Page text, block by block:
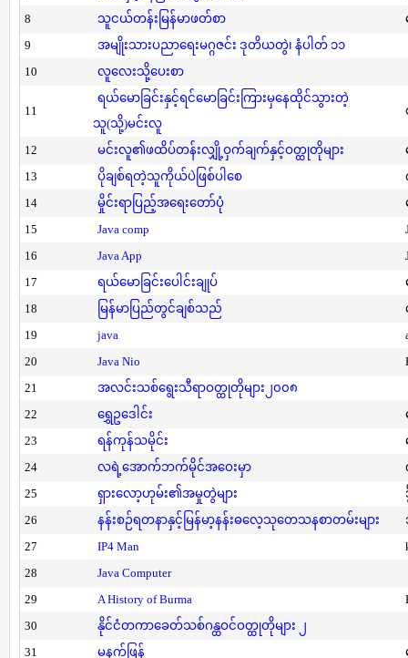
8
သူငယ်တန်းမြန်မာဖတ်စာ
9
အမျိုးသားပညာရေးမဂ္ဂဇင်း ဒုတိယတွဲ၊ နံပါတ် ၁၁
10
လူလေးသို့ပေးစာ
11
ရယ်မောခြင်းနှင့်ရင်မောခြင်းကြားမှနေထိုင်သွားတဲ့
သူ(သို့)မင်းလူ
12 မင်းလူ၏ဖထိပ်တန်းလျှို့ဝှက်ချက်နှင့်ဝတ္ထုတိုများ
13
ပိုချစ်ရတဲ့သူကိုယ်ပဲဖြစ်ပါစေ
14
မှိုင်းရာပြည့်အရေးတော်ပုံ
15
Java comp
16
Java App
17
ရယ်မောခြင်းပေါင်းချုပ်
18
မြန်မာပြည်တွင်ချစ်သည်
19
java
20
Java Nio
21
အလင်းသစ်ရွေးသီရာဝတ္ထုတိုများ၂၀၀၈
22
ရွှေဥဒေါင်း
23
ရန်ကုန်သမိုင်း
24
လရဲ့အောက်ဘက်မိုင်အဝေးမှာ
25
ရှားလော့ဟုမ်း၏အမှုတွဲများ
26
နန်းစဉ်ရတနာနှင့်မြန်မာ့နန်းဓလေ့သုတေသနစာတမ်းများ
27
IP4 Man
28
Java Computer
29
A History of Burma
30
နိုင်ငံတကာခေတ်သစ်ဂန္ထဝင်ဝတ္ထုတိုများ ၂
31
မနက်ဖြန်